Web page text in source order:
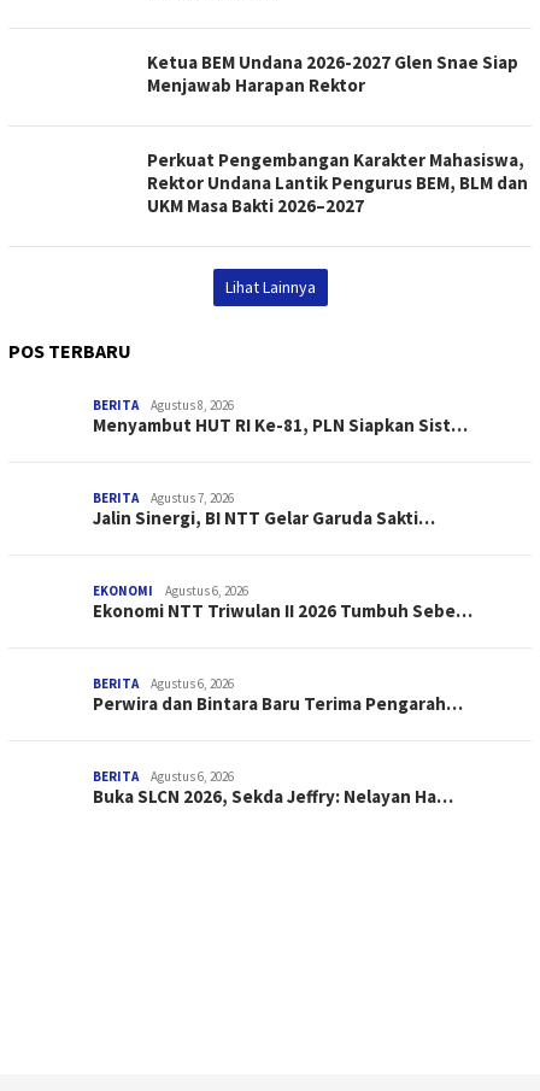
Ketua BEM Undana 2026-2027 Glen Snae Siap
Menjawab Harapan Rektor
Perkuat Pengembangan Karakter Mahasiswa,
Rektor Undana Lantik Pengurus BEM, BLM dan
UKM Masa Bakti 2026–2027
Lihat Lainnya
POS TERBARU
BERITA Agustus 8, 2026
Menyambut HUT RI Ke-81, PLN Siapkan Sist…
BERITA Agustus 7, 2026
Jalin Sinergi, BI NTT Gelar Garuda Sakti…
EKONOMI Agustus 6, 2026
Ekonomi NTT Triwulan II 2026 Tumbuh Sebe…
BERITA Agustus 6, 2026
Perwira dan Bintara Baru Terima Pengarah…
BERITA Agustus 6, 2026
Buka SLCN 2026, Sekda Jeffry: Nelayan Ha…